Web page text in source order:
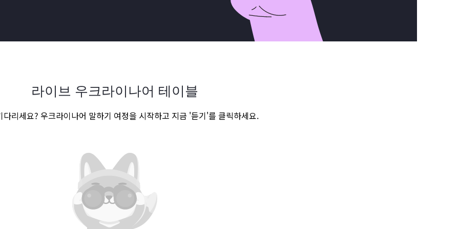
라이브 우크라이나어 테이블
다리세요? 우크라이나어 말하기 여정을 시작하고 지금 '듣기'를 클릭하세요.